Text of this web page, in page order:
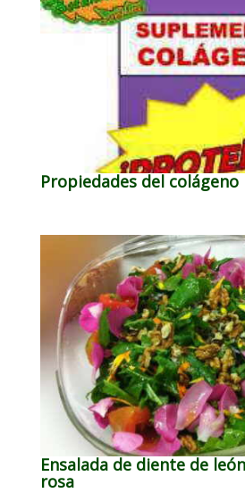
Propiedades del colágeno
Ensalada de diente de
rosa